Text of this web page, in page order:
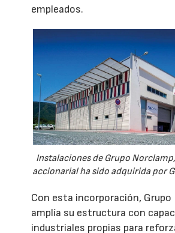
empleados.
Instalaciones de Grupo
accionarial ha sido adquirida por
Con esta incorporación, Grupo
amplía su estructura con
industriales propias para